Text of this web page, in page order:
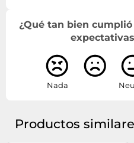
¿Qué tan bien
Nada
Productos